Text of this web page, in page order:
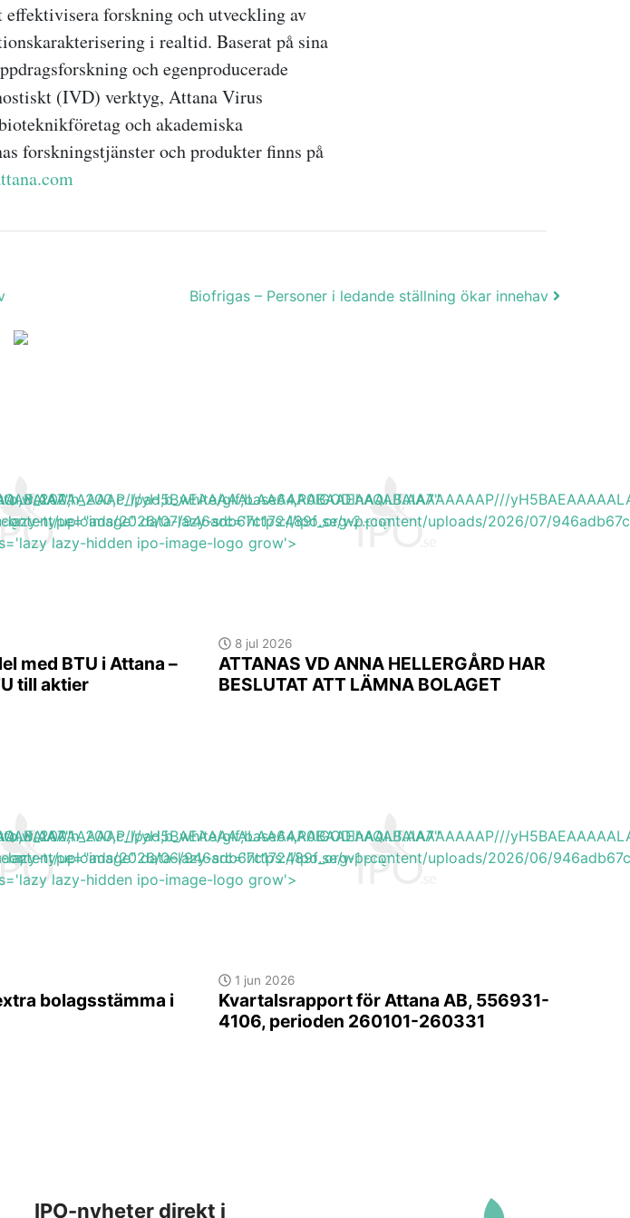
forskning och utveckling av
i realtid. Baserat på sina
och egenproducerade
(IVD) verktyg, Attana Virus
och akademiska
forskningstjänster och produkter finns på
Biofrigas – Personer i ledande ställning ökar innehav
yH5BAEAAAAALAAAAAABAAEAAAIBRAA7"
uploads/2026/07/946adb67c172489f_org-2.png'
med BTU i Attana –
till aktier
gif;base64,R0lGODlhAQABAIAAAAAAAP///
lazy-type="image" data-lazy-src='https://ipo.se/wp-content/uploads/2026/07/
lazy-hidden ipo-image-logo grow'>
8 jul 2026
ATTANAS VD ANNA HELLERGÅRD HAR
BESLUTAT ATT LÄMNA BOLAGET
yH5BAEAAAAALAAAAAABAAEAAAIBRAA7"
uploads/2026/06/946adb67c172489f_org-1.png'
bolagsstämma i
gif;base64,R0lGODlhAQABAIAAAAAAAP///
lazy-type="image" data-lazy-src='https://ipo.se/wp-content/uploads/2026/06/
lazy-hidden ipo-image-logo grow'>
1 jun 2026
Kvartalsrapport för Attana AB, 556931-
4106, perioden 260101-260331
IPO-nyheter direkt i